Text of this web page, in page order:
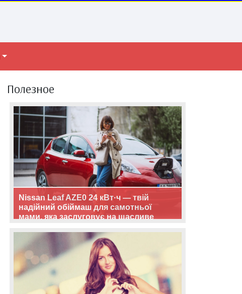
Полезное
Nissan Leaf AZE0 24 кВт·ч — твій
надійний обіймаш для самотньої
мами, яка заслуговує на щасливе